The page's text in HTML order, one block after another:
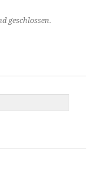
geschlossen.